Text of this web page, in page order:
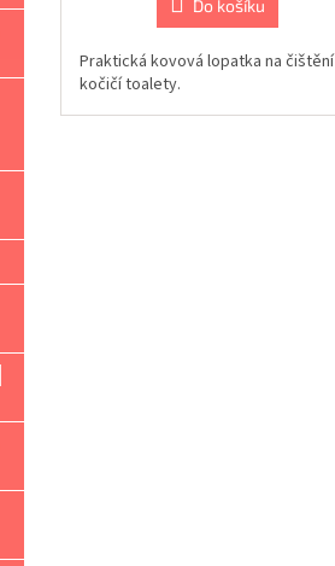
Do košíku
Praktická kovová lopatka na čištění
kočičí toalety.